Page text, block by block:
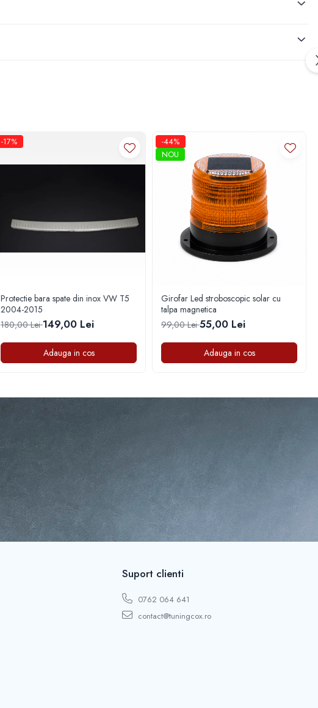
-17%
Protectie bara spate din inox VW T5
2004-2015
180,00 Lei149,00 Lei
Adauga in cos
-44%
NOU
Girofar Led stroboscopic solar cu
talpa magnetica
99,00 Lei55,00 Lei
Adauga in cos
Suport clienti
0762 064 641
contact@tuningcox.ro